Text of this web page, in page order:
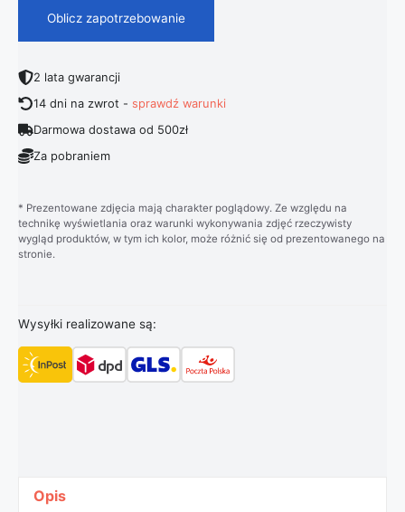
Oblicz zapotrzebowanie
2 lata gwarancji
14 dni na zwrot -sprawdź warunki
Darmowa dostawa od 500zł
Za pobraniem
* Prezentowane zdjęcia mają charakter poglądowy. Ze względu na
technikę wyświetlania oraz warunki wykonywania zdjęć rzeczywisty
wygląd produktów, w tym ich kolor, może różnić się od prezentowanego na
stronie.
Wysyłki realizowane są:
Opis